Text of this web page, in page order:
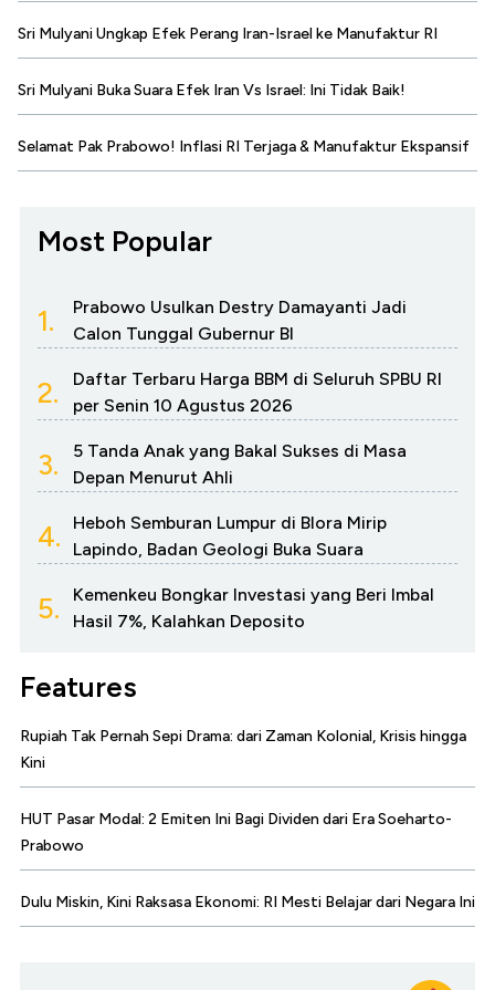
Sri Mulyani Ungkap Efek Perang Iran-Israel ke Manufaktur RI
Sri Mulyani Buka Suara Efek Iran Vs Israel: Ini Tidak Baik!
Selamat Pak Prabowo! Inflasi RI Terjaga & Manufaktur Ekspansif
Most Popular
1.
Prabowo Usulkan Destry Damayanti Jadi
Calon Tunggal Gubernur BI
2.
Daftar Terbaru Harga BBM di Seluruh SPBU RI
per Senin 10 Agustus 2026
3.
5 Tanda Anak yang Bakal Sukses di Masa
Depan Menurut Ahli
4.
Heboh Semburan Lumpur di Blora Mirip
Lapindo, Badan Geologi Buka Suara
5.
Kemenkeu Bongkar Investasi yang Beri Imbal
Hasil 7%, Kalahkan Deposito
Features
Rupiah Tak Pernah Sepi Drama: dari Zaman Kolonial, Krisis hingga
Kini
HUT Pasar Modal: 2 Emiten Ini Bagi Dividen dari Era Soeharto-
Prabowo
Dulu Miskin, Kini Raksasa Ekonomi: RI Mesti Belajar dari Negara Ini